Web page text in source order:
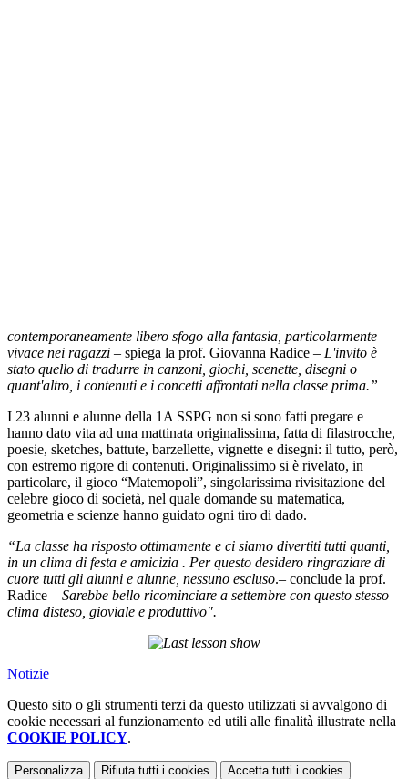
contemporaneamente libero sfogo alla fantasia, particolarmente
vivace nei ragazzi – spiega la prof. Giovanna Radice – L'invito è
stato quello di tradurre in canzoni, giochi, scenette, disegni o
quant'altro, i contenuti e i concetti affrontati nella classe prima.”
I 23 alunni e alunne della 1A SSPG non si sono fatti pregare e
hanno dato vita ad una mattinata originalissima, fatta di filastrocche,
poesie, sketches, battute, barzellette, vignette e disegni: il tutto, però,
con estremo rigore di contenuti. Originalissimo si è rivelato, in
particolare, il gioco “Matemopoli”, singolarissima rivisitazione del
celebre gioco di società, nel quale domande su matematica,
geometria e scienze hanno guidato ogni tiro di dado.
“La classe ha risposto ottimamente e ci siamo divertiti tutti quanti,
in un clima di festa e amicizia . Per questo desidero ringraziare di
cuore tutti gli alunni e alunne, nessuno escluso.– conclude la prof.
Radice – Sarebbe bello ricominciare a settembre con questo stesso
clima disteso, gioviale e produttivo".
Notizie
Questo sito o gli strumenti terzi da questo utilizzati si avvalgono di
cookie necessari al funzionamento ed utili alle finalità illustrate nella
COOKIE POLICY.
Personalizza Rifiuta tutti i cookies Accetta tutti i cookies